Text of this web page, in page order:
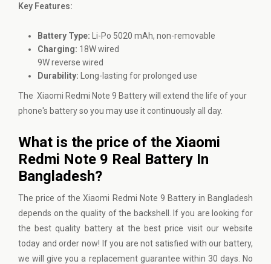
Key Features:
Battery Type: Li-Po 5020 mAh, non-removable
Charging: 18W wired
9W reverse wired
Durability: Long-lasting for prolonged use
The Xiaomi Redmi Note 9 Battery will extend the life of your
phone's battery so you may use it continuously all day.
What is the price of the Xiaomi
Redmi Note 9 Real Battery In
Bangladesh?
The price of the Xiaomi Redmi Note 9 Battery in Bangladesh
depends on the quality of the backshell. If you are looking for
the best quality battery at the best price visit our website
today and order now! If you are not satisfied with our battery,
we will give you a replacement guarantee within 30 days. No